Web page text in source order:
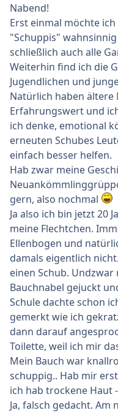
Nabend!
Erst einmal möchte
"Schuppis"
schließlich auch alle
Weiterhin find ich die
Jugendlichen und
Natürlich haben ältere
Erfahrungswert und
ich denke, emotional
erneuten Schubes
einfach besser helfen.
Hab zwar meine
gern, also nochmal
Ja also ich bin jetzt 20
meine Flechtchen.
Ellenbogen und
damals eigentlich
einen Schub.
Bauchnabel gejuckt
Schule dachte schon
gemerkt wie ich
dann darauf
Toilette, weil ich mir
Mein Bauch war
schuppig.. Hab mir
ich hab trockene Haut
Ja, falsch gedacht. Am